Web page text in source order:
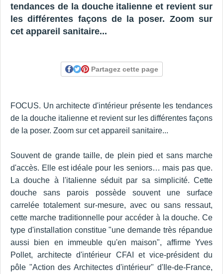
tendances de la douche italienne et revient sur
les différentes façons de la poser. Zoom sur
cet appareil sanitaire...
Partagez cette page
FOCUS. Un architecte d'intérieur présente les tendances
de la douche italienne et revient sur les différentes façons
de la poser. Zoom sur cet appareil sanitaire...
Souvent de grande taille, de plein pied et sans marche
d'accès. Elle est idéale pour les seniors… mais pas que.
La douche à l'italienne séduit par sa simplicité. Cette
douche sans parois possède souvent une surface
carrelée totalement sur-mesure, avec ou sans ressaut,
cette marche traditionnelle pour accéder à la douche. Ce
type d'installation constitue "une demande très répandue
aussi bien en immeuble qu'en maison", affirme Yves
Pollet, architecte d'intérieur CFAI et vice-président du
pôle "Action des Architectes d'intérieur" d'Ile-de-France,